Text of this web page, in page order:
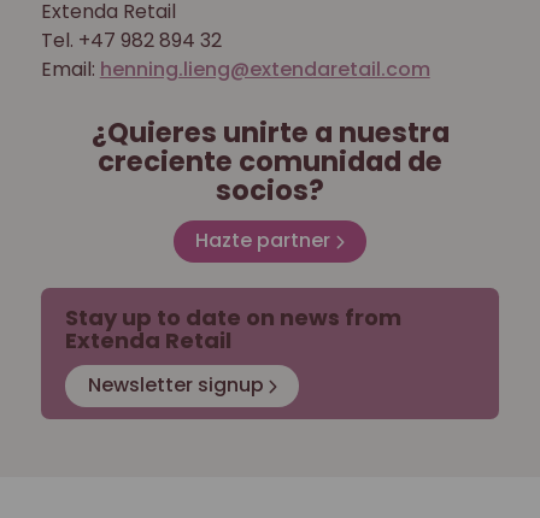
Extenda Retail
Tel. +47 982 894 32
Email: henning.lieng@extendaretail.com
¿Quieres unirte a nuestra
creciente comunidad de
socios?
Hazte partner
Stay up to date on news from
Extenda Retail
Newsletter signup